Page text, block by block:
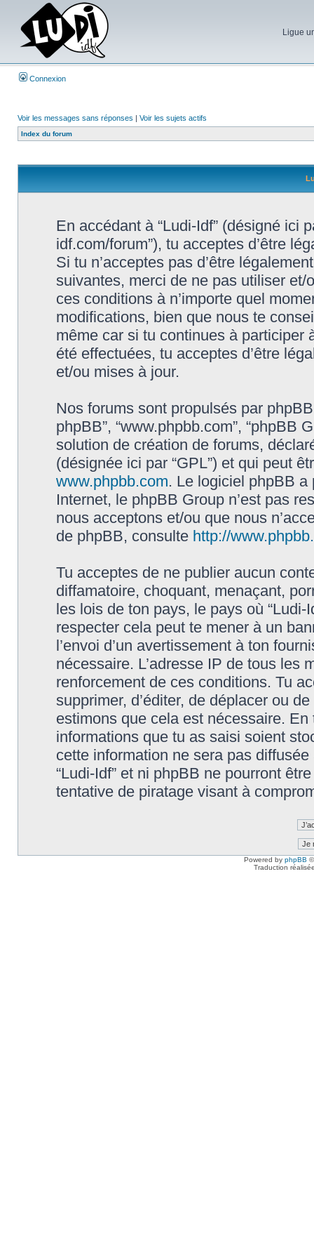
Ligue
Connexion
Voir les messages sans réponses | Voir les sujets actifs
Index du forum
En accédant à “Ludi-Idf” (désigné ici
idf.com/forum”), tu acceptes d’être
Si tu n’acceptes pas d’être
suivantes, merci de ne pas utiliser et/
ces conditions à n’importe quel
modifications, bien que nous te
même car si tu continues à participer
été effectuées, tu acceptes d’être
et/ou mises à jour.
Nos forums sont propulsés par phpBB
phpBB”, “www.phpbb.com”, “phpBB
solution de création de forums,
(désignée ici par “GPL”) et qui peut
www.phpbb.com. Le logiciel phpBB
Internet, le phpBB Group n’est pas
nous acceptons et/ou que nous
de phpBB, consulte http://
Tu acceptes de ne publier aucun
diffamatoire, choquant, menaçant,
les lois de ton pays, le pays où
respecter cela peut te mener à un
l’envoi d’un avertissement à ton
nécessaire. L’adresse IP de tous les
renforcement de ces conditions. Tu
supprimer, d’éditer, de déplacer ou
estimons que cela est nécessaire.
informations que tu as saisi soient
cette information ne sera pas
“Ludi-Idf” et ni phpBB ne pourront
tentative de piratage visant à
Powered by phpBB
Traduction